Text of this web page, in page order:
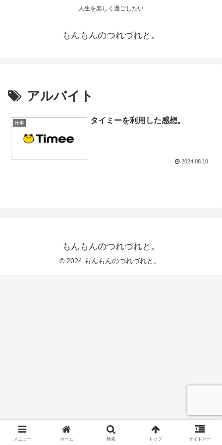
人生を楽しく過ごしたい
もんもんのつれづれと。
アルバイト
仕事 タイミーを利用した感想。
2024.08.10
もんもんのつれづれと。
© 2024 もんもんのつれづれと。.
メニュー ホーム 検索 トップ サイドバー